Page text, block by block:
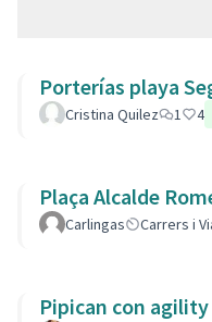
Porterías playa
Cristina Quilez 1 4
Plaça Alcalde
Carlingas Carrers i
Pipican con agility